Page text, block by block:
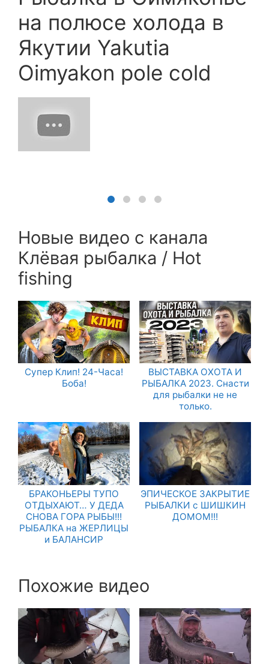
на полюсе холода в
Якутии Yakutia
Oimyakon pole cold
Новые видео с канала
Клёвая рыбалка / Hot
fishing
Супер Клип! 24-Часа!
Боба!
ВЫСТАВКА ОХОТА И
РЫБАЛКА 2023. Снасти
для рыбалки не не
только.
БРАКОНЬЕРЫ ТУПО
ОТДЫХАЮТ… У ДЕДА
СНОВА ГОРА РЫБЫ!!!
РЫБАЛКА на ЖЕРЛИЦЫ
и БАЛАНСИР
ЭПИЧЕСКОЕ ЗАКРЫТИЕ
РЫБАЛКИ с ШИШКИН
ДОМОМ!!!
Похожие видео